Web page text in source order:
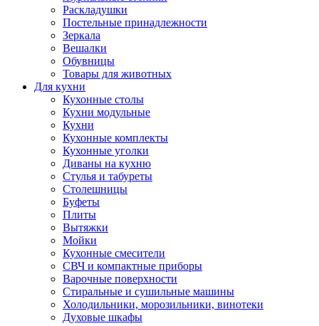
Раскладушки
Постельные принадлежности
Зеркала
Вешалки
Обувницы
Товары для животных
Для кухни
Кухонные столы
Кухни модульные
Кухни
Кухонные комплекты
Кухонные уголки
Диваны на кухню
Стулья и табуреты
Столешницы
Буфеты
Плиты
Вытяжки
Мойки
Кухонные смесители
СВЧ и компактные приборы
Варочные поверхности
Стиральные и сушильные машины
Холодильники, морозильники, винотеки
Духовые шкафы